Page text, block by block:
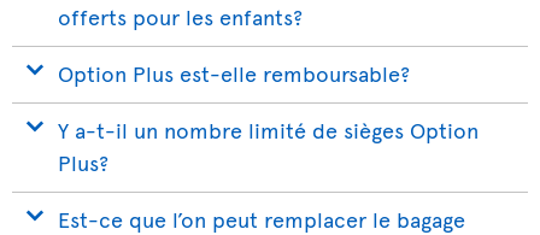
offerts pour les enfants?
Option Plus est-elle remboursable?
Y a-t-il un nombre limité de sièges Option
Plus?
Est-ce que l’on peut remplacer le bagage